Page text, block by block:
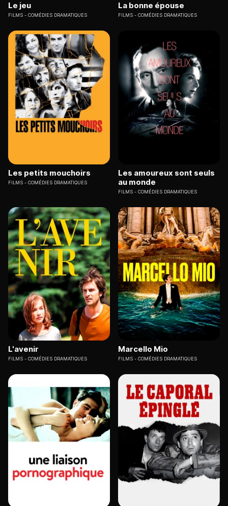
Le jeu
FILMS COMÉDIES DRAMATIQUES
La bonne épouse
FILMS COMÉDIES DRAMATIQUES
Les petits mouchoirs
FILMS COMÉDIES DRAMATIQUES
Les amoureux sont seuls
au monde
FILMS COMÉDIES DRAMATIQUES
L'avenir
FILMS COMÉDIES DRAMATIQUES
Marcello Mio
FILMS COMÉDIES DRAMATIQUES